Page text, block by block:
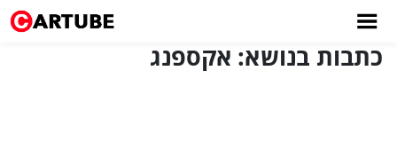
כתבות בנושא: אקספנג